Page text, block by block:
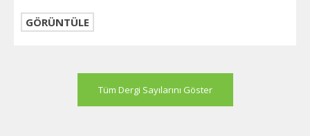
GÖRÜNTÜLE
Tüm Dergi Sayılarını Göster